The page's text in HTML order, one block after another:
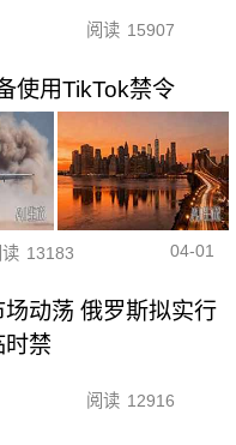
阅读 15907
使用TikTok禁令
13183 04-01
动荡 俄罗斯拟实行
时禁
阅读 12916